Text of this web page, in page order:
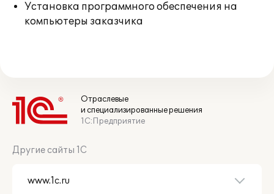
Установка программного обеспечения на
компьютеры заказчика
Отраслевые
и специализированные решения
1С:Предприятие
Другие сайты 1С